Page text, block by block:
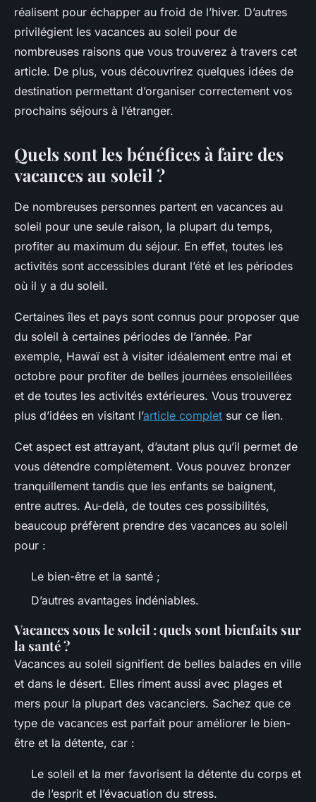
Lina•13 juillet 2024•5 min de lecture
réalisent pour échapper au froid de l’hiver. D’autres
privilégient les vacances au soleil pour de
nombreuses raisons que vous trouverez à travers cet
article. De plus, vous découvrirez quelques idées de
destination permettant d’organiser correctement vos
prochains séjours à l’étranger.
Quels sont les bénéfices à faire des
vacances au soleil ?
De nombreuses personnes partent en vacances au
soleil pour une seule raison, la plupart du temps,
profiter au maximum du séjour. En effet, toutes les
activités sont accessibles durant l’été et les périodes
où il y a du soleil.
Certaines îles et pays sont connus pour proposer que
du soleil à certaines périodes de l’année. Par
exemple, Hawaï est à visiter idéalement entre mai et
octobre pour profiter de belles journées ensoleillées
et de toutes les activités extérieures. Vous trouverez
plus d’idées en visitant l’article complet sur ce lien.
Cet aspect est attrayant, d’autant plus qu’il permet de
vous détendre complètement. Vous pouvez bronzer
tranquillement tandis que les enfants se baignent,
entre autres. Au-delà, de toutes ces possibilités,
beaucoup préfèrent prendre des vacances au soleil
pour :
Le bien-être et la santé ;
D’autres avantages indéniables.
Vacances sous le soleil : quels sont bienfaits sur
la santé ?
Vacances au soleil signifient de belles balades en ville
et dans le désert. Elles riment aussi avec plages et
mers pour la plupart des vacanciers. Sachez que ce
type de vacances est parfait pour améliorer le bien-
être et la détente, car :
Le soleil et la mer favorisent la détente du corps et
de l’esprit et l’évacuation du stress.